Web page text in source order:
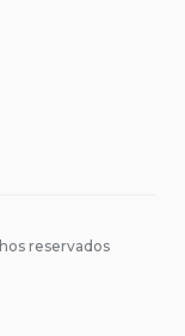
reservados